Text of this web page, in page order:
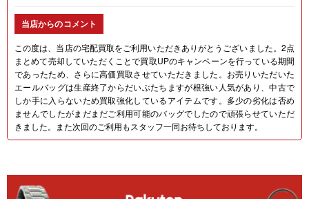
当店からのコメント
この度は、当店の宅配買取をご利用いただきありがとうございました。2点
まとめて売却していただくことで買取UPのキャンペーンを行っている期間
であったため、さらに高価買取させていただきました。お売りいただいた
エールバッグは生産終了からだいぶたちますが根強い人気があり、中古で
しか手に入らないため買取強化しているアイテムです。多少の劣化は否め
ませんでしたがまだまだご利用可能のバッグでしたので頑張らせていただ
きました。また次回のご利用もスタッフ一同お待ちしております。